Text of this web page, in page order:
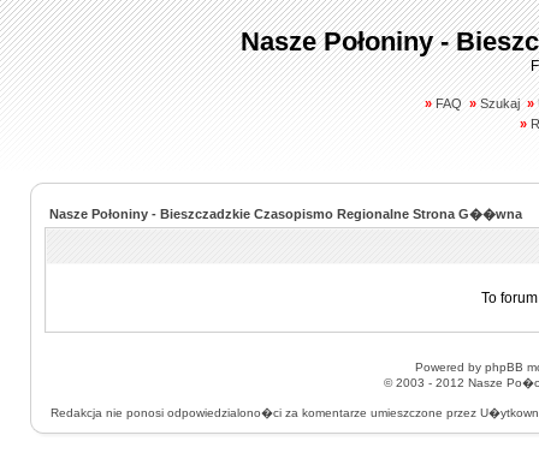
Nasze Połoniny -
» FAQ » Szukaj »
»
Nasze Połoniny - Bieszczadzkie Czasopismo Regionalne Strona G��wna
To
Powered by phpBB
© 2003 - 2012 Nasze
Redakcja nie ponosi odpowiedzialono�ci za komentarze umieszczone przez